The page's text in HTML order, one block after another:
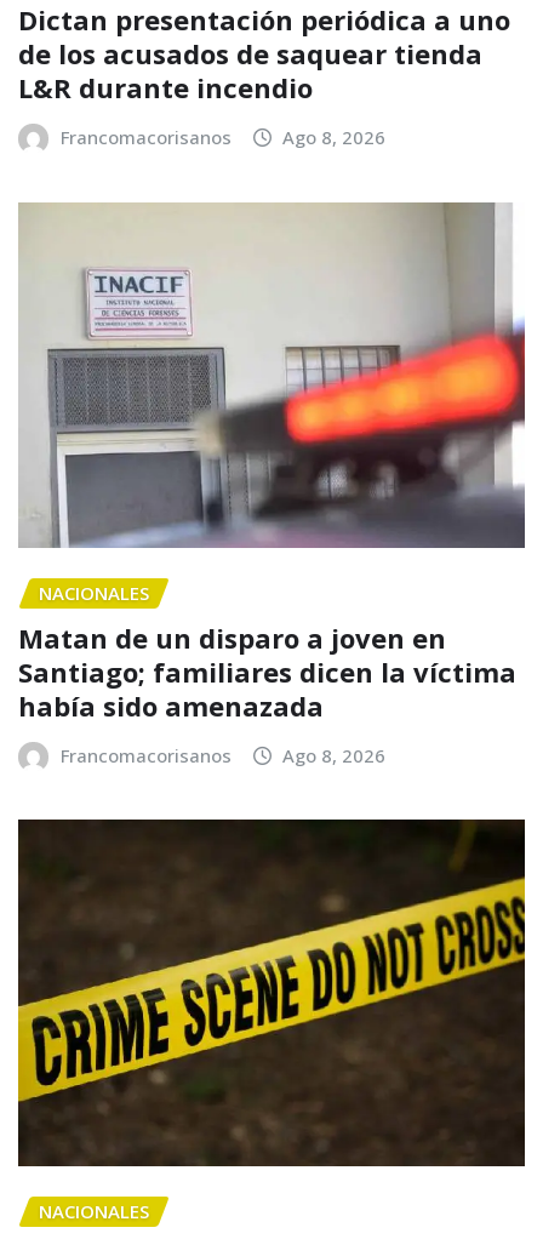
Dictan presentación periódica a uno
de los acusados de saquear tienda
L&R durante incendio
Francomacorisanos Ago 8, 2026
NACIONALES
Matan de un disparo a joven en
Santiago; familiares dicen la víctima
había sido amenazada
Francomacorisanos Ago 8, 2026
NACIONALES